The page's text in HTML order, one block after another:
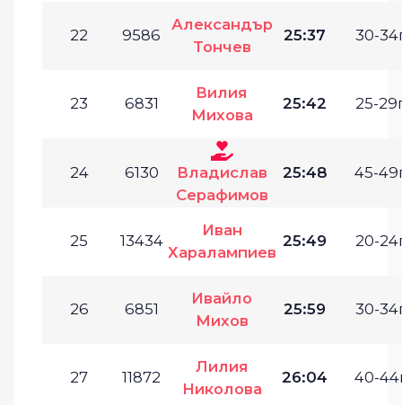
22 9586
Александър
Тончев
25:37 30-
23 6831
Вилия
Михова
25:42 25-
24 6130
Владислав
Серафимов
25:48 45-
25 13434
Иван
Харалампиев
25:49 20-
26 6851
Ивайло
Михов
25:59 30-
27 11872
Лилия
Николова
26:04 40-